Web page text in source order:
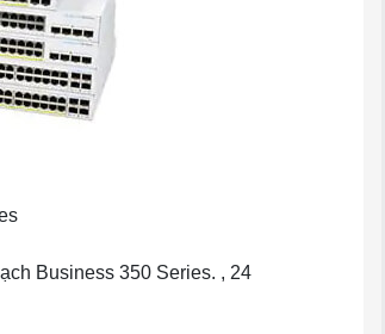
Business 350 Series. , 24